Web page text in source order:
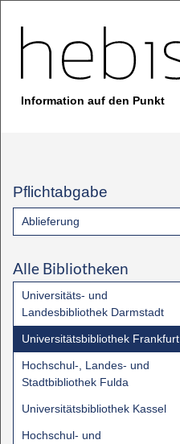
Information auf den Punkt
Pflichtabgabe
Ablieferung
Alle Bibliotheken
Universitäts- und
Landesbibliothek Darmstadt
Universitätsbibliothek Frankfurt
Hochschul-, Landes- und
Stadtbibliothek Fulda
Universitätsbibliothek Kassel
Hochschul- und